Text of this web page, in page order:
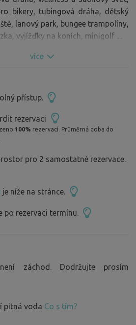
bikery, tubingová dráha, dětský
lanový park, bungee trampolíny,
vyjížďky na koních, minigolf ....
lemuje místní příjezdová
ní. Železniční jednokolejná trať z
silnicí je romantickou součástí
využít cyklostezku- vede do
vlak přepravuje i kola(Olomouc
více
přístup.
rezervaci
100% rezervací. Průměrná doba do
pro 2 samostatné rezervace.
je níže na stránce.
po rezervaci termínu.
záchod. Dodržujte prosím
pitná voda Co s tím?